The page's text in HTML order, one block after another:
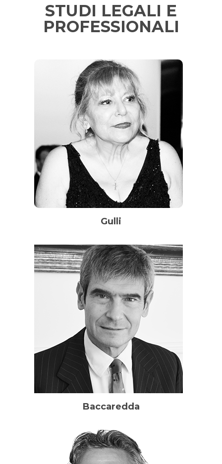
STUDI LEGALI E
PROFESSIONALI
Gulli
Baccaredda